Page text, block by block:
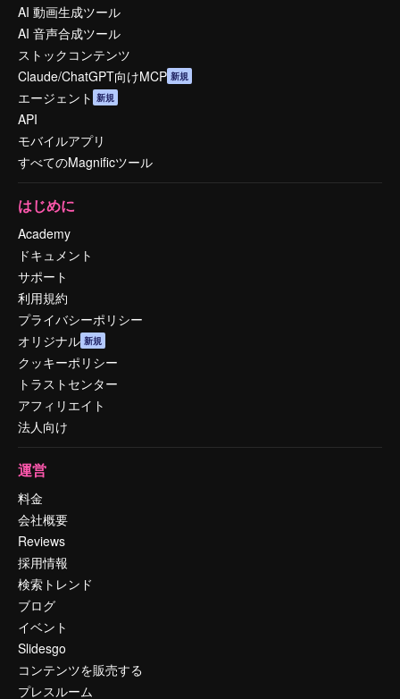
AI 動画生成ツール
AI 音声合成ツール
ストックコンテンツ
Claude/ChatGPT向けMCP 新規
エージェント 新規
API
モバイルアプリ
すべてのMagnificツール
はじめに
Academy
ドキュメント
サポート
利用規約
プライバシーポリシー
オリジナル 新規
クッキーポリシー
トラストセンター
アフィリエイト
法人向け
運営
料金
会社概要
Reviews
採用情報
検索トレンド
ブログ
イベント
Slidesgo
コンテンツを販売する
プレスルーム